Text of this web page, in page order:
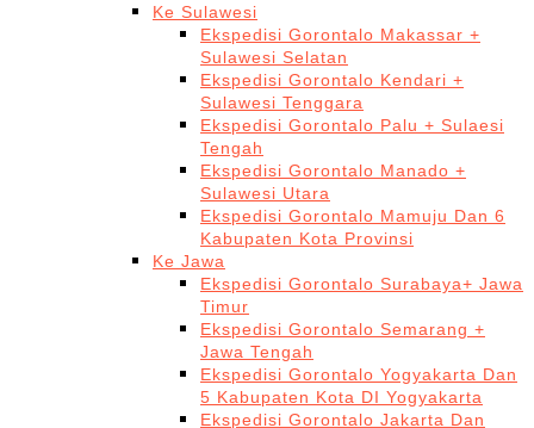
Ke Sulawesi
Ekspedisi Gorontalo Makassar +
Sulawesi Selatan
Ekspedisi Gorontalo Kendari +
Sulawesi Tenggara
Ekspedisi Gorontalo Palu + Sulaesi
Tengah
Ekspedisi Gorontalo Manado +
Sulawesi Utara
Ekspedisi Gorontalo Mamuju Dan 6
Kabupaten Kota Provinsi
Ke Jawa
Ekspedisi Gorontalo Surabaya+ Jawa
Timur
Ekspedisi Gorontalo Semarang +
Jawa Tengah
Ekspedisi Gorontalo Yogyakarta Dan
5 Kabupaten Kota DI Yogyakarta
Ekspedisi Gorontalo Jakarta Dan